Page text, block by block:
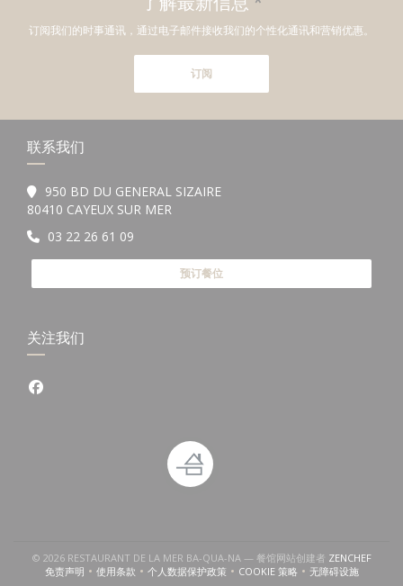
订阅我们的时事通讯，通过电子邮件接收我们的个性化通讯和营销优惠。
订阅
联系我们
950 BD DU GENERAL SIZAIRE
80410 CAYEUX SUR MER
03 22 26 61 09
预订餐位
关注我们
Facebook ((在新窗口中打开))
© 2026 RESTAURANT DE LA MER BA-QUA-NA — 餐馆网站创建者 ZENCHEF((在新
免责声明((在新窗口中打开))
使用条款((在新窗口中打开))
个人数据保护政策((在新窗口中打开))
COOKIE 策略((在新窗口中打开))
无障碍设施
((在新窗口中打